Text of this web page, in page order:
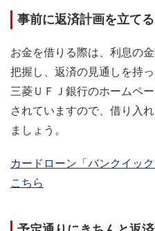
事前に返済計画を立てる
お金を借りる際は、利息の
把握し、返済の見通しを持
三菱ＵＦＪ銀行のホームペ
されていますので、借り入
ましょう。
カードローン「バンクイッ
こちら